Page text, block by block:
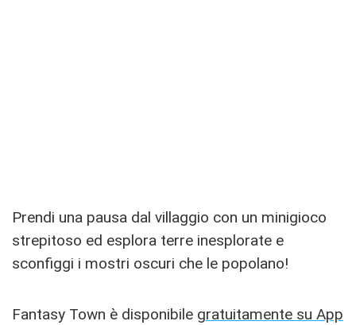
Prendi una pausa dal villaggio con un minigioco
strepitoso ed esplora terre inesplorate e
sconfiggi i mostri oscuri che le popolano!
Fantasy Town è disponibile gratuitamente su App